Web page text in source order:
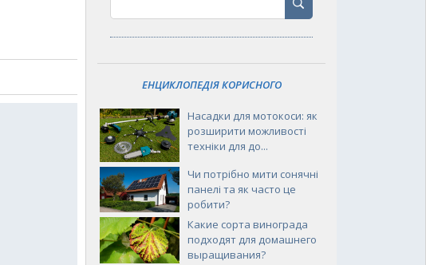
ЕНЦИКЛОПЕДІЯ КОРИСНОГО
Насадки для мотокоси: як
розширити можливості
техніки для до...
Чи потрібно мити сонячні
панелі та як часто це
робити?
Какие сорта винограда
подходят для домашнего
выращивания?